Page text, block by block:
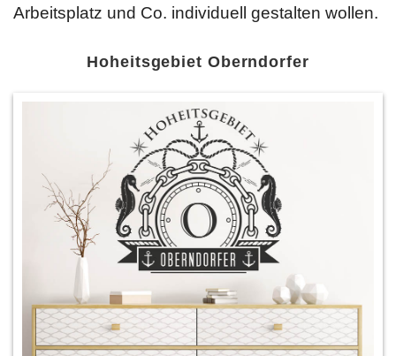
Arbeitsplatz und Co. individuell gestalten wollen.
Hoheitsgebiet Oberndorfer